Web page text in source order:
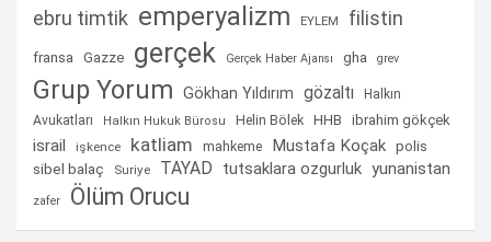
ebru timtik emperyalizm EYLEM filistin
fransa Gazze gerçek Gerçek Haber Ajansı gha grev
Grup Yorum Gökhan Yıldırım gözaltı
Halkın
Avukatları
Halkın Hukuk Bürosu Helin Bölek HHB ibrahim gökçek
israil işkence katliam mahkeme Mustafa Koçak polis
sibel balaç Suriye TAYAD tutsaklara ozgurluk yunanistan
zafer Ölüm Orucu